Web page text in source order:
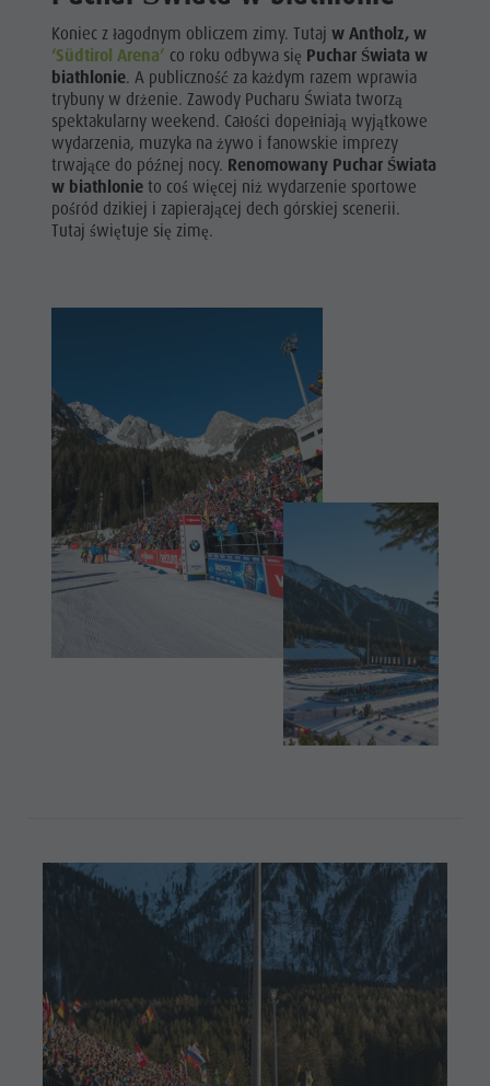
Koniec z łagodnym obliczem zimy. Tutajw Antholz, w
‘Südtirol Arena’ co roku odbywa się Puchar Świata w
biathlonie. A publiczność za każdym razem wprawia
trybuny w drżenie. Zawody Pucharu Świata tworzą
spektakularny weekend. Całości dopełniają wyjątkowe
wydarzenia, muzyka na żywo i fanowskie imprezy
trwające do późnej nocy. Renomowany Puchar Świata
w biathlonie to coś więcej niż wydarzenie sportowe
pośród dzikiej i zapierającej dech górskiej scenerii.
Tutaj świętuje się zimę.